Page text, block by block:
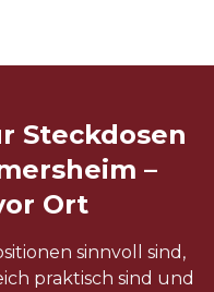
Steckdosen
–
Ort
sinnvoll sind,
praktisch sind und